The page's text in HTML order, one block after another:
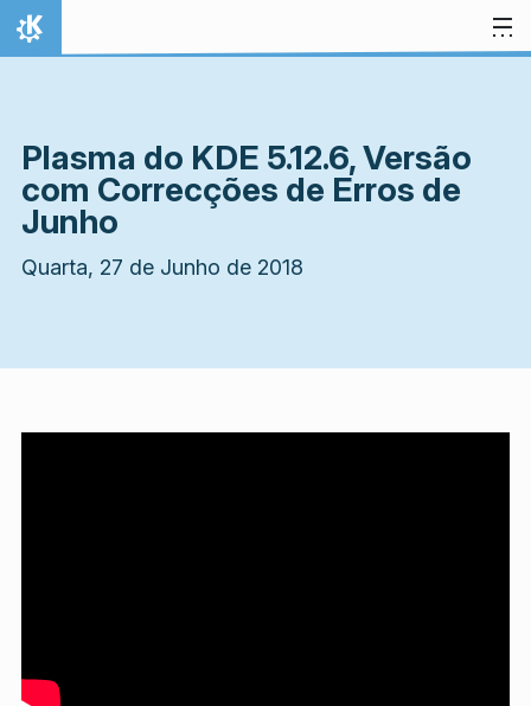
Ir para o conteúdo
Início
Plasma do KDE 5.12.6, Versão
com Correcções de Erros de
Junho
Quarta, 27 de Junho de 2018